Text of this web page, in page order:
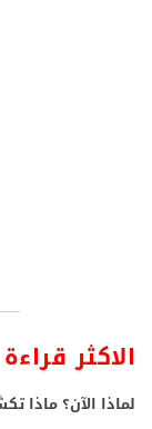
الاكثر قراءة
لماذا الآن؟ ماذا